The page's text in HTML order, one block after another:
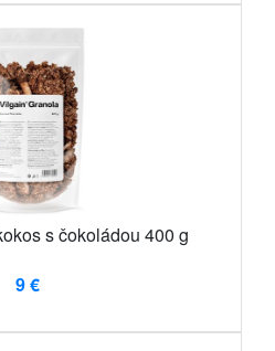
s čokoládou 400 g
9 €